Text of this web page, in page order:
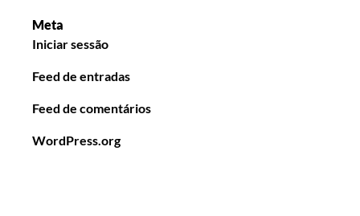
Meta
Iniciar sessão
Feed de entradas
Feed de comentários
WordPress.org